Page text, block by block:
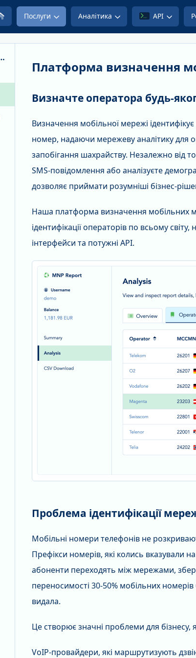
Послуги Аналітика API
Платформа визначення
Визначте оператора будь-
Визначення мобільної мережі
номер, надаючи мережеву аналітику для
запобігання шахрайству. Незалежно від
SMS-повідомлення або аналізуєте
дозволяє приймати розумніші бізнес-
Наша платформа визначення мобільних
ідентифікації операторів по всьому
інтерфейси та потужні API.
Проблема ідентифікації
Мобільні номери телефонів не
Префікси номерів, які колись вказували
абоненти переходять між мережами,
переносимості 30-50% мобільних
видала.
Це створює значні проблеми для бізнесу,
VoIP-провайдери, які маршрутизують